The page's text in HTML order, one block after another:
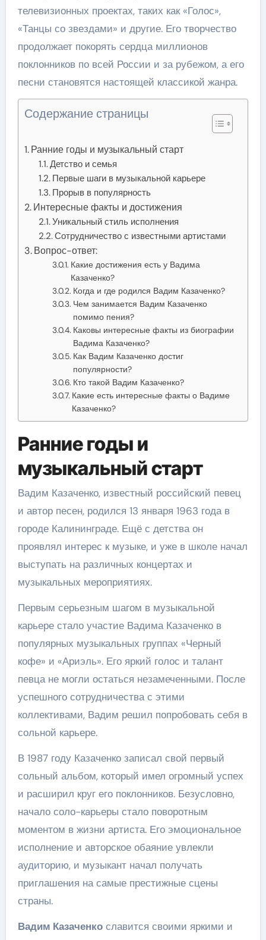
телевизионных проектах, таких как «Голос»,
«Танцы со звездами» и другие. Его творчество
продолжает покорять сердца миллионов
поклонников по всей России и за рубежом, а его
песни становятся настоящей классикой жанра.
Содержание страницы
Ранние годы и музыкальный старт
Детство и семья
Первые шаги в музыкальной карьере
Прорыв в популярность
Интересные факты и достижения
Уникальный стиль исполнения
Сотрудничество с известными артистами
Вопрос-ответ:
Какие достижения есть у Вадима
Казаченко?
Когда и где родился Вадим Казаченко?
Чем занимается Вадим Казаченко
помимо пения?
Каковы интересные факты из биографии
Вадима Казаченко?
Как Вадим Казаченко достиг
популярности?
Кто такой Вадим Казаченко?
Какие есть интересные факты о Вадиме
Казаченко?
Ранние годы и
музыкальный старт
Вадим Казаченко, известный российский певец
и автор песен, родился 13 января 1963 года в
городе Калининграде. Ещё с детства он
проявлял интерес к музыке, и уже в школе начал
выступать на различных концертах и
музыкальных мероприятиях.
Первым серьезным шагом в музыкальной
карьере стало участие Вадима Казаченко в
популярных музыкальных группах «Черный
кофе» и «Ариэль». Его яркий голос и талант
певца не могли остаться незамеченными. После
успешного сотрудничества с этими
коллективами, Вадим решил попробовать себя в
сольной карьере.
В 1987 году Казаченко записал свой первый
сольный альбом, который имел огромный успех
и расширил круг его поклонников. Безусловно,
начало соло-кaрьеры стало поворотным
моментом в жизни артиста. Его эмоциональное
исполнение и авторское обаяние увлекли
аудиторию, и музыкант начал получать
приглашения на самые престижные сцены
страны.
Вадим Казаченкославится своими яркими и